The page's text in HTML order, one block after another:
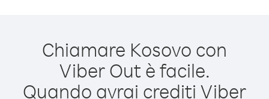
Chiamare Kosovo con
Viber Out è facile.
Quando avrai crediti Viber